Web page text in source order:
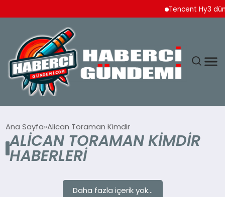
Tencent Hy3
YAŞAM
Ana Sayfa Alican Toraman Kimdir
ALICAN TORAMAN KIMDIR
HABERLERI
Daha fazla içerik yok...